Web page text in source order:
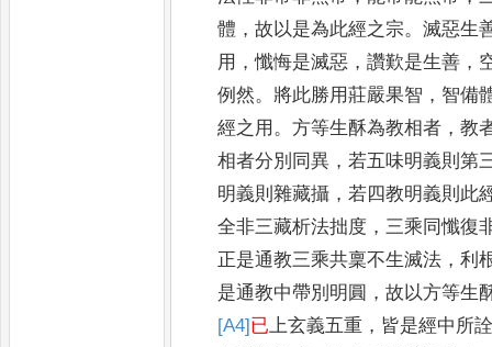
體 ，故以是為此經之宗。滅惡生
用 ，懺悔是滅惡 ，讚歎是生善 ，
例然。 將此勝用莊嚴果智 ， 智備
經之用 。方等生酥為教相者 ，教
相者分別同異 ，若五味明義則第
明義則雜藏攝 ，若四教明義則此
全非三藏析法拙度 ，三乘同懺復
正是通教三乘共稟不生滅法 ，利
是通教中帶別明圓 ，故以方等生
[A4] 已上玄義五重 ， 皆是經中所